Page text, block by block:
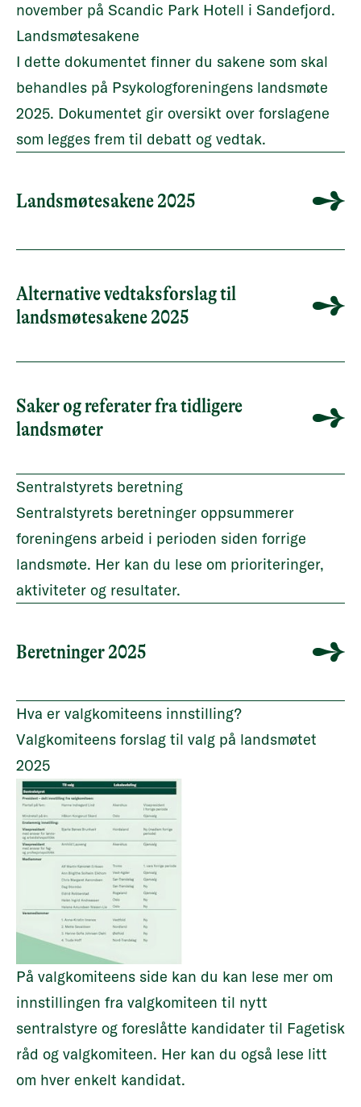
november på Scandic Park Hotell i Sandefjord.
Landsmøtesakene
I dette dokumentet finner du sakene som skal
behandles på Psykologforeningens landsmøte
2025. Dokumentet gir oversikt over forslagene
som legges frem til debatt og vedtak.
Landsmøtesakene 2025
Alternative vedtaksforslag til
landsmøtesakene 2025
Saker og referater fra tidligere
landsmøter
Sentralstyrets beretning
Sentralstyrets beretninger oppsummerer
foreningens arbeid i perioden siden forrige
landsmøte. Her kan du lese om prioriteringer,
aktiviteter og resultater.
Beretninger 2025
Hva er valgkomiteens innstilling?
Valgkomiteens forslag til valg på landsmøtet
2025
På valgkomiteens side kan du kan lese mer om
innstillingen fra valgkomiteen til nytt
sentralstyre og foreslåtte kandidater til Fagetisk
råd og valgkomiteen. Her kan du også lese litt
om hver enkelt kandidat.